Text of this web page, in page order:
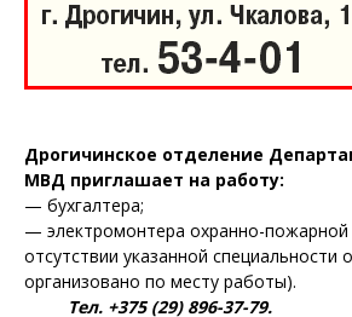
Дрогичинское отделение
МВД приглашает на работу:
— бухгалтера;
— электромонтера охранно-пожарной
отсутствии указанной специальности
организовано по месту работы).
Тел. +375 (29) 896-37-79.